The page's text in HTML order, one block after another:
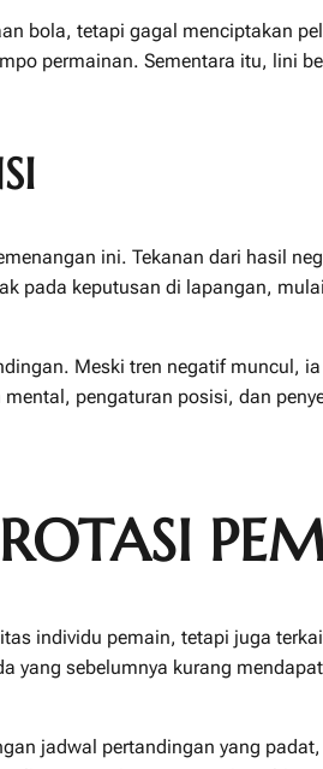
bola, tetapi gagal menciptakan
permainan. Sementara itu, lini
ini. Tekanan dari hasil
pada keputusan di lapangan,
Meski tren negatif muncul,
pengaturan posisi, dan
individu pemain, tetapi juga
yang sebelumnya kurang
jadwal pertandingan yang